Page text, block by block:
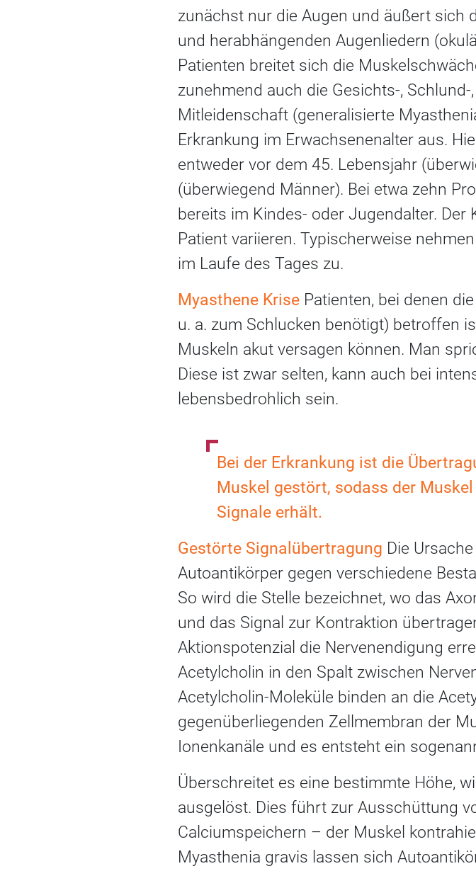
zunächst nur die Augen und äußert sich
und herabhängenden Augenliedern
Patienten breitet sich die
zunehmend auch die Gesichts-,
Mitleidenschaft (generalisierte
Erkrankung im Erwachsenenalter aus.
entweder vor dem 45. Lebensjahr
(überwiegend Männer). Bei etwa zehn
bereits im Kindes- oder Jugendalter. Der
Patient variieren. Typischerweise
im Laufe des Tages zu.
Myasthene Krise Patienten, bei denen
u. a. zum Schlucken benötigt) betroffen
Muskeln akut versagen können. Man
Diese ist zwar selten, kann auch bei
lebensbedrohlich sein.
Bei der Erkrankung ist die
Muskel gestört, sodass der
Signale erhält.
Gestörte Signalübertragung Die
Autoantikörper gegen verschiedene
So wird die Stelle bezeichnet, wo das
und das Signal zur Kontraktion
Aktionspotenzial die Nervenendigung
Acetylcholin in den Spalt zwischen
Acetylcholin-Moleküle binden an die
gegenüberliegenden Zellmembran der
Ionenkanäle und es entsteht ein
Überschreitet es eine bestimmte Höhe,
ausgelöst. Dies führt zur Ausschüttung
Calciumspeichern – der Muskel
Myasthenia gravis lassen sich